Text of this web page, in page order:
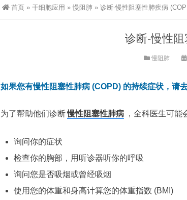
首页 » 干细胞应用 » 慢阻肺 » 诊断-慢性阻塞性肺疾病
诊断-慢性
慢阻肺
如果您有慢性阻塞性肺病 (COPD) 的持续症状，请去
为了帮助他们诊断慢性阻塞性肺病 ，全科医生可能
询问你的症状
检查你的胸部，用听诊器听你的呼吸
询问您是否吸烟或曾经吸烟
使用您的体重和身高计算您的体重指数 (BMI)